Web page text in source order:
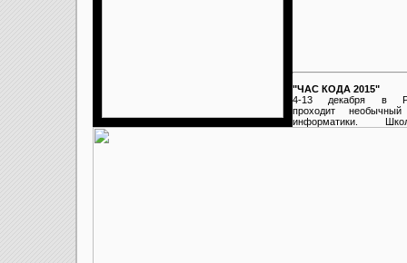
"ЧАС КОДА 2015"
4-13 декабря в
проходит
информатики.